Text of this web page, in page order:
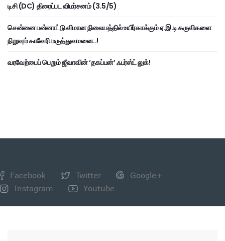
டிசி (DC) திரைப்பட விமர்சனம் (3.5/5)
சென்னை பன்னாட்டு விமான நிலையத்தில் உயிர்காக்கும் ஏ.இ.டி கருவிகளை
நிறுவும் காவேரி மருத்துவமனை..!
வரவேற்பைப் பெறும் ஜீவாவின் ‘தகப்பன்’ ஃபர்ஸ்ட் லுக்!
Facebook Twitter
Google+
Instagram
Youtube